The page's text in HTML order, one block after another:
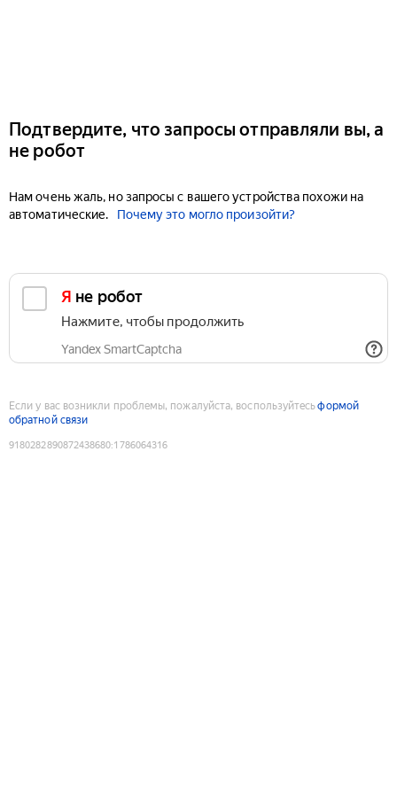
Подтвердите, что запросы отправляли вы, а
не робот
Нам очень жаль, но запросы с вашего устройства похожи на
автоматические.
Почему это могло произойти?
Я не робот
Нажмите, чтобы продолжить
Yandex SmartCaptcha
Если у вас возникли проблемы, пожалуйста, воспользуйтесьформой
обратной связи
9180282890872438680:1786064316